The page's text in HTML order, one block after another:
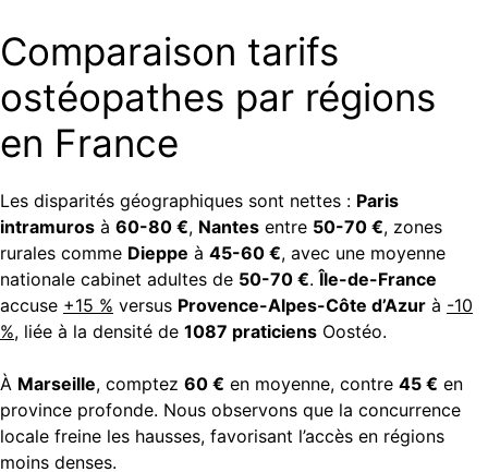
Comparaison tarifs
ostéopathes par régions
en France
Les disparités géographiques sont nettes : Paris
intramuros à 60-80 €, Nantes entre 50-70 €, zones
rurales comme Dieppe à 45-60 €, avec une moyenne
nationale cabinet adultes de 50-70 €.Île-de-France
accuse +15 % versus Provence-Alpes-Côte d’Azur à -10
%, liée à la densité de 1087 praticiens Oostéo.
À Marseille, comptez 60 € en moyenne, contre 45 € en
province profonde. Nous observons que la concurrence
locale freine les hausses, favorisant l’accès en régions
moins denses.